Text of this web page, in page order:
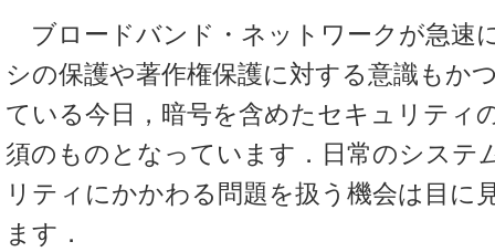
ブロードバンド・ネットワークが急速
シの保護や著作権保護に対する意識もか
ている今日，暗号を含めたセキュリティ
須のものとなっています．日常のシステ
リティにかかわる問題を扱う機会は目に
ます．